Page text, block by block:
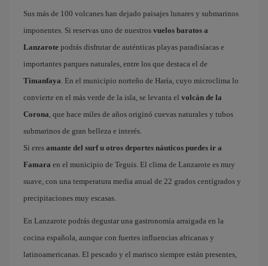
Sus más de 100 volcanes han dejado paisajes lunares y submarinos
imponentes. Si reservas uno de nuestros vuelos baratos a
Lanzarote podrás disfrutar de auténticas playas paradisíacas e
importantes parques naturales, entre los que destaca el de
Timanfaya. En el municipio norteño de Haría, cuyo microclima lo
convierte en el más verde de la isla, se levanta el volcán de la
Corona, que hace miles de años originó cuevas naturales y tubos
submarinos de gran belleza e interés.
Si eres amante del surf u otros deportes náuticos puedes ir a
Famara en el municipio de Teguis. El clima de Lanzarote es muy
suave, con una temperatura media anual de 22 grados centígrados y
precipitaciones muy escasas.
En Lanzarote podrás degustar una gastronomía arraigada en la
cocina española, aunque con fuertes influencias africanas y
latinoamericanas. El pescado y el marisco siempre están presentes,